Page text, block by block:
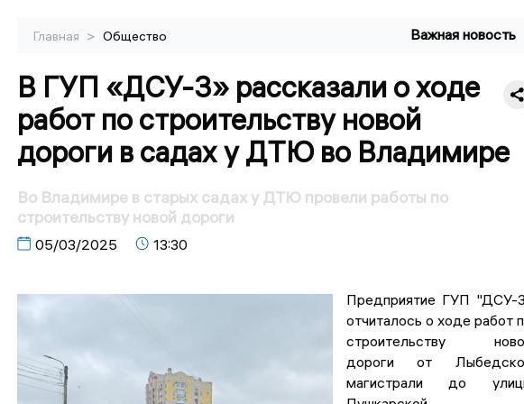
Главная > Общество Важная новость
В ГУП «ДСУ-3» рассказали о ходе
работ по строительству новой
дороги в садах у ДТЮ во Владимире
Во Владимире в старых садах у ДТЮ провели работы по
строительству новой дороги
05/03/2025 13:30
Предприятие ГУП "ДСУ-
отчиталось о ходе работ
строительству
дороги от
магистрали до